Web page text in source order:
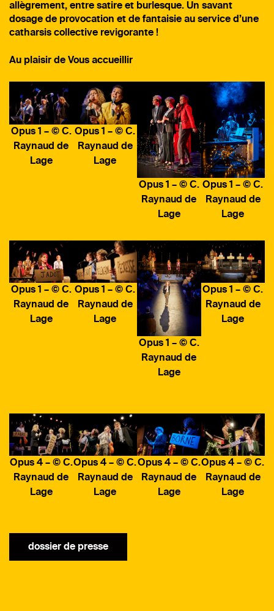
allègrement, entre satire et burlesque. Un savant
dosage de provocation et de fantaisie au service d’une
catharsis collective revigorante !
Au plaisir de Vous accueillir
Opus 1 – © C.
Raynaud de
Lage
Opus 1 – © C.
Raynaud de
Lage
Opus 1 – © C.
Raynaud de
Lage
Opus 1 – © C.
Raynaud de
Lage
Opus 1 – © C.
Raynaud de
Lage
Opus 1 – © C.
Raynaud de
Lage
Opus 1 – © C.
Raynaud de
Lage
Opus 1 – © C.
Raynaud de
Lage
Opus 4 – © C.
Raynaud de
Lage
Opus 4 – © C.
Raynaud de
Lage
Opus 4 – © C.
Raynaud de
Lage
Opus 4 – © C.
Raynaud de
Lage
dossier de presse